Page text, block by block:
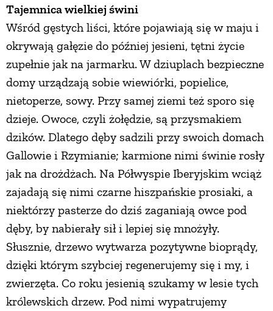
Tajemnica wielkiej świni
Wśród gęstych liści, które pojawiają się w maju i
okrywają gałęzie do później jesieni, tętni życie
zupełnie jak na jarmarku. W dziuplach bezpieczne
domy urządzają sobie wiewiórki, popielice,
nietoperze, sowy. Przy samej ziemi też sporo się
dzieje. Owoce, czyli żołędzie, są przysmakiem
dzików. Dlatego dęby sadzili przy swoich domach
Gallowie i Rzymianie; karmione nimi świnie rosły
jak na drożdżach. Na Półwyspie Iberyjskim wciąż
zajadają się nimi czarne hiszpańskie prosiaki, a
niektórzy pasterze do dziś zaganiają owce pod
dęby, by nabierały sił i lepiej się mnożyły.
Słusznie, drzewo wytwarza pozytywne bioprądy,
dzięki którym szybciej regenerujemy się i my, i
zwierzęta. Co roku jesienią szukamy w lesie tych
królewskich drzew. Pod nimi wypatrujemy